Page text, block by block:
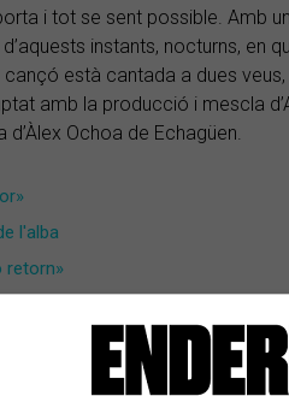
i tot se sent possible. Amb un
instants, nocturns, en
està cantada a dues veus,
amb la producció i mescla
Ochoa de Echagüen.
l'alba
retorn»
llums s'apaguen»